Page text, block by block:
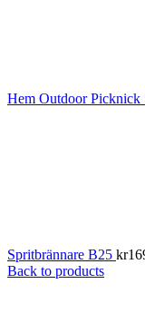
Hem OutdoorPicknick
Spritbrännare B25 kr
Back to products